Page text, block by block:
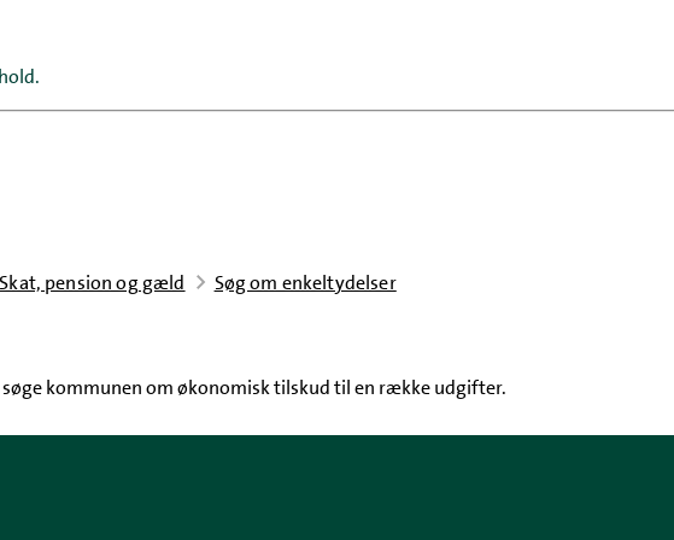
Skat, pension og gæld Søg om enkeltydelser
kommunen om økonomisk tilskud til en række udgifter.